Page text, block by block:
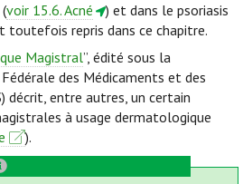
voir 15.6. Acné
) et dans le psoriasis
toutefois repris dans ce chapitre.
Magistral”, édité sous la
des Médicaments et des
décrit, entre autres, un certain
à usage dermatologique
).